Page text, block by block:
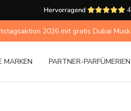
Hervorragend
2026 mit gratis Dubai
MARKEN PARTNER-PARFÜMERIEN